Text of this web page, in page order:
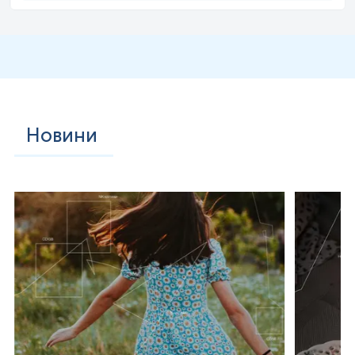
однак його чисельність є значно нижчою порівняно з
бактеріальними компонентами мікробіоти. S. cerevisiae
імунну регуляцію шляхом взаємодії з клітинами слизової
оболонки кишківника. У експериментальних моделях
було показано, що окремі штами S. cerevisiae можуть
знижувати експресію прозапальних цитокінів, посилювати
бар’єрну функцію епітелію, інгібувати колонізацію
патогенних мікроорганізмів, таких як Clostridioides
difficile або Salmonella spp. Проте у пацієнтів із запальними
захворюваннями кишківника, зокрема хворобою Крона,
відзначається підвищена імуногенність до S. cerevisiae, що
проявляється утворенням специфічних антитіл — ASCA
(anti-Saccharomyces cerevisiae antibodies), переважно
класів IgA та IgG. Наявність цих антитіл асоціюється з більш
агресивним перебігом захворювання, формуванням
Новини